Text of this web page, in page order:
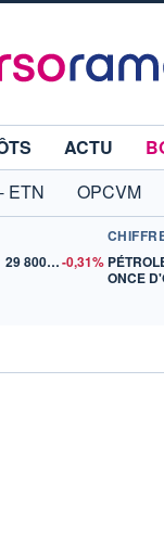
ACTU
ETN OPCVM
29 800,00-0,31%
ONCE